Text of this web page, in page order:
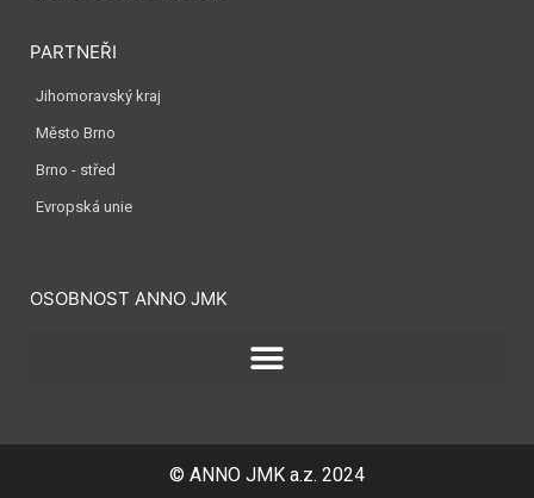
PARTNEŘI
Jihomoravský kraj
Město Brno
Brno - střed
Evropská unie
OSOBNOST ANNO JMK
© ANNO JMK a.z. 2024